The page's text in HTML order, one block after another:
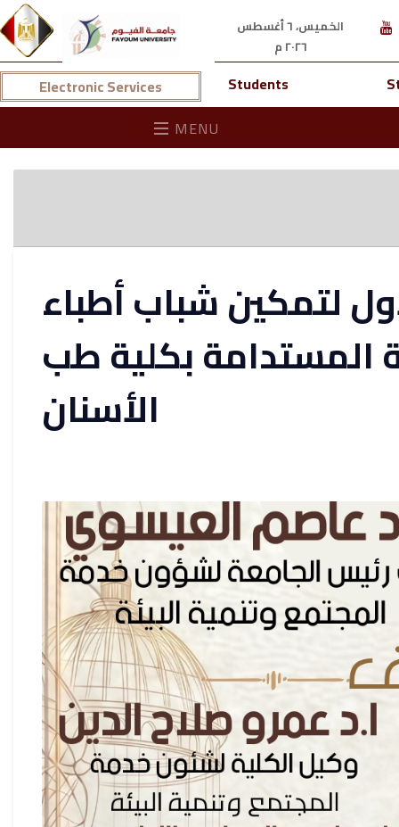
الخميس، ٦ أغسطس
٢٠٢٦ م
Electronic Services Students
MENU
لتمكين شباب أطباء
المستدامة بكلية طب
الأسنان